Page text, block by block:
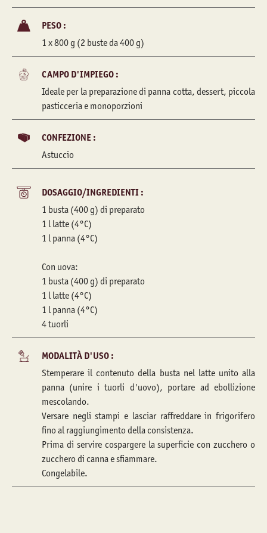
PESO :
1 x 800 g (2 buste da 400 g)
CAMPO D'IMPIEGO :
Ideale per la preparazione di panna cotta, dessert, piccola
pasticceria e monoporzioni
CONFEZIONE :
Astuccio
DOSAGGIO/INGREDIENTI :
1 busta (400 g) di preparato
1 l latte (4°C)
1 l panna (4°C)
Con uova:
1 busta (400 g) di preparato
1 l latte (4°C)
1 l panna (4°C)
4 tuorli
MODALITÀ D'USO :
Stemperare il contenuto della busta nel latte unito alla
panna (unire i tuorli d'uovo), portare ad ebollizione
mescolando.
Versare negli stampi e lasciar raffreddare in frigorifero
fino al raggiungimento della consistenza.
Prima di servire cospargere la superficie con zucchero o
zucchero di canna e sfiammare.
Congelabile.